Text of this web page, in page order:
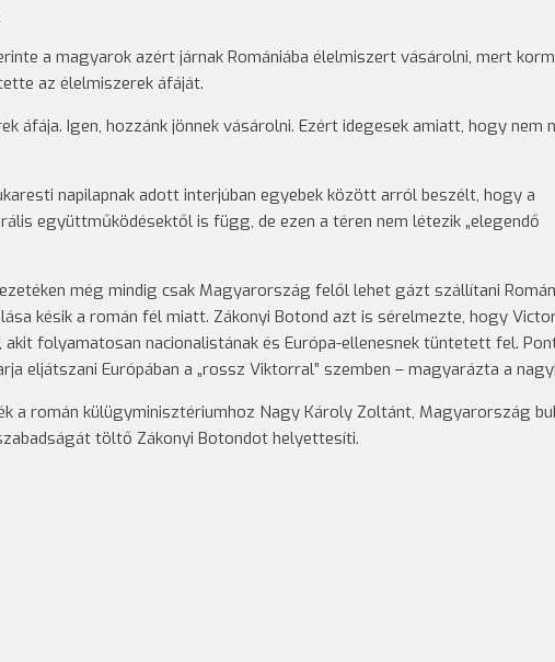
a magyarok azért járnak Romániába élelmiszert vásárolni, mert
az élelmiszerek áfáját.
áfája. Igen, hozzánk jönnek vásárolni. Ezért idegesek amiatt, hogy nem
napilapnak adott interjúban egyebek között arról beszélt, hogy a
együttműködésektől is függ, de ezen a téren nem létezik „elegendő
még mindig csak Magyarország felől lehet gázt szállítani
késik a román fél miatt. Zákonyi Botond azt is sérelmezte, hogy
folyamatosan nacionalistának és Európa-ellenesnek tüntetett fel.
eljátszani Európában a „rossz Viktorral” szemben – magyarázta a
a román külügyminisztériumhoz Nagy Károly Zoltánt, Magyarország
töltő Zákonyi Botondot helyettesíti.